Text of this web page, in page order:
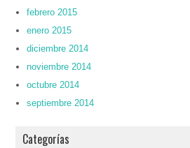
febrero 2015
enero 2015
diciembre 2014
noviembre 2014
octubre 2014
septiembre 2014
Categorías